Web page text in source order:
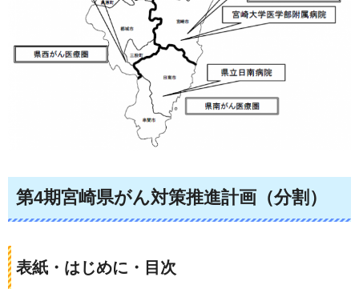
第4期宮崎県がん対策推進計画（分割）
表紙・はじめに・目次